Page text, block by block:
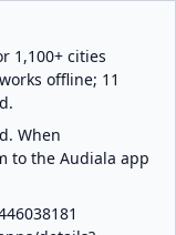
1,100+ cities
offline; 11
When
to the Audiala app